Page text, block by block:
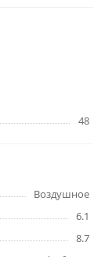
48
Воздушное
6.1
8.7